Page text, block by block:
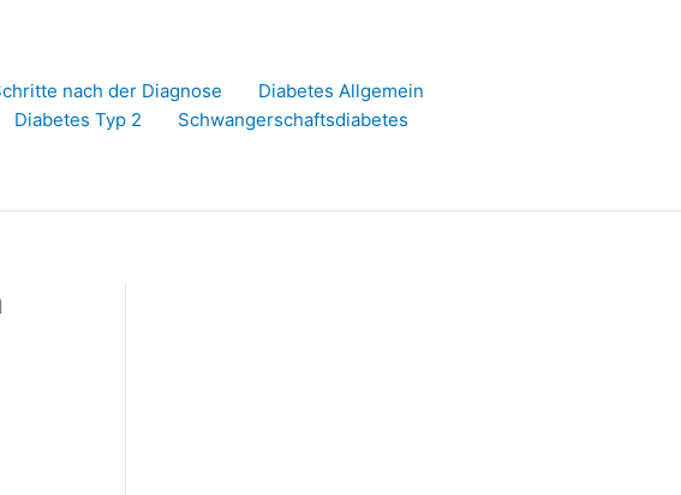
nach der Diagnose
Diabetes Allgemein
Diabetes Typ 2 Schwangerschaftsdiabetes